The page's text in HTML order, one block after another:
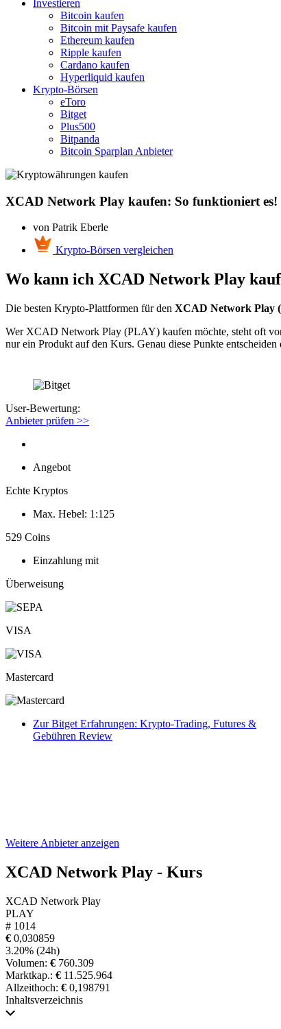
Investieren
Bitcoin kaufen
Bitcoin mit Paysafe kaufen
Ethereum kaufen
Ripple kaufen
Cardano kaufen
Hyperliquid kaufen
Krypto-Börsen
eToro
Bitget
Plus500
Bitpanda
Bitcoin Sparplan Anbieter
XCAD Network Play kaufen: So funktioniert es!
von Patrik Eberle
Krypto-Börsen vergleichen
Wo kann ich XCAD Network Play
Die besten Krypto-Plattformen für den XCAD Network Play
Wer XCAD Network Play (PLAY) kaufen möchte, steht oft vor
nur ein Produkt auf den Kurs. Genau diese Punkte
User-Bewertung:
Anbieter prüfen >>
Angebot
Echte Kryptos
Max. Hebel: 1:125
529 Coins
Einzahlung mit
Überweisung
VISA
Mastercard
Zur Bitget Erfahrungen: Krypto-Trading, Futures &
Gebühren Review
Weitere Anbieter anzeigen
XCAD Network Play - Kurs
XCAD Network Play
PLAY
# 1014
€ 0,030859
3.20% (24h)
Volumen: € 760.309
Marktkap.: € 11.525.964
Allzeithoch: € 0,198791
Inhaltsverzeichnis